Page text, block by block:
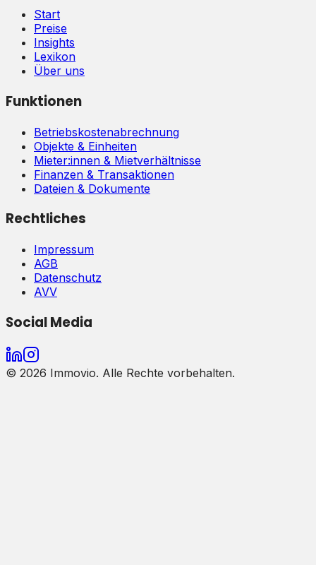
Start
Preise
Insights
Lexikon
Über uns
Funktionen
Betriebskostenabrechnung
Objekte & Einheiten
Mieter:innen & Mietverhältnisse
Finanzen & Transaktionen
Dateien & Dokumente
Rechtliches
Impressum
AGB
Datenschutz
AVV
Social Media
© 2026 Immovio. Alle Rechte vorbehalten.